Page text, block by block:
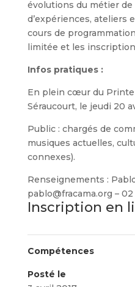
évolutions du métier
d’expériences, ateliers
cours de
limitée et les
Infos pratiques :
En plein cœur du
Séraucourt, le jeudi 20
Public : chargés de
musiques actuelles,
connexes).
Renseignements :
pablo@fracama.org –
Inscription en
Compétences
Posté le